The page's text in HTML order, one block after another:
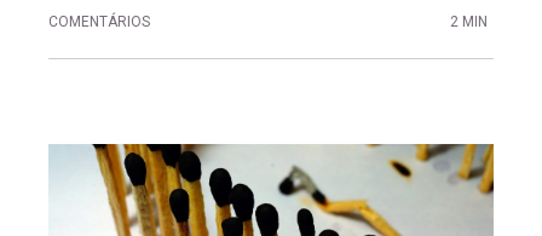
COMENTÁRIOS 2 MIN